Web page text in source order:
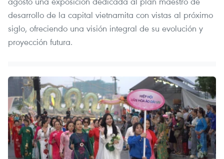
desarrollo de la capital vietnamita con vistas al próximo
siglo, ofreciendo una visión integral de su evolución y
proyección futura.